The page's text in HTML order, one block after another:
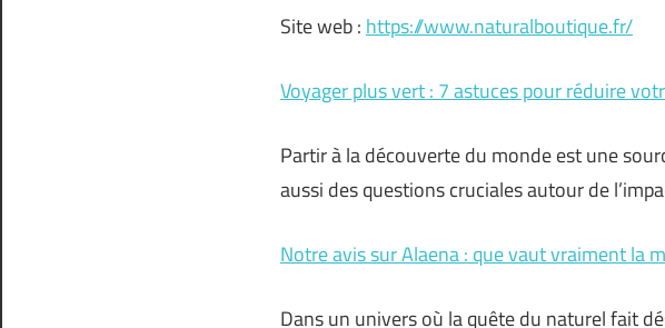
Site web : https://www.naturalboutique.fr/
Voyager plus vert : 7 astuces pour réduire
Partir à la découverte du monde est une
aussi des questions cruciales autour de
Notre avis sur Alaena : que vaut vraiment la
Dans un univers où la quête du naturel fait